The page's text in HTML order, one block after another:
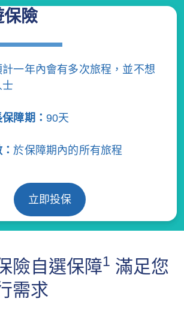
保險
計一年內會有多次旅程，並不想
障期： 90天
：於保障期內的所有旅程
立即投保
險自選保障1 滿足您
需求